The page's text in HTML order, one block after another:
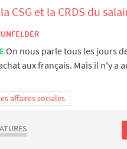
CSG et la CRDS du
On nous parle tous les jours
aux français. Mais il n'y a
affaires sociales